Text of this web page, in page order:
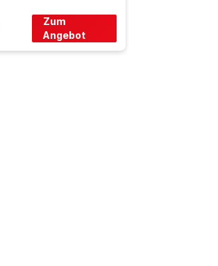
Zum
Angebot